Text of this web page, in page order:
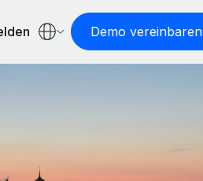
Demo vereinbaren